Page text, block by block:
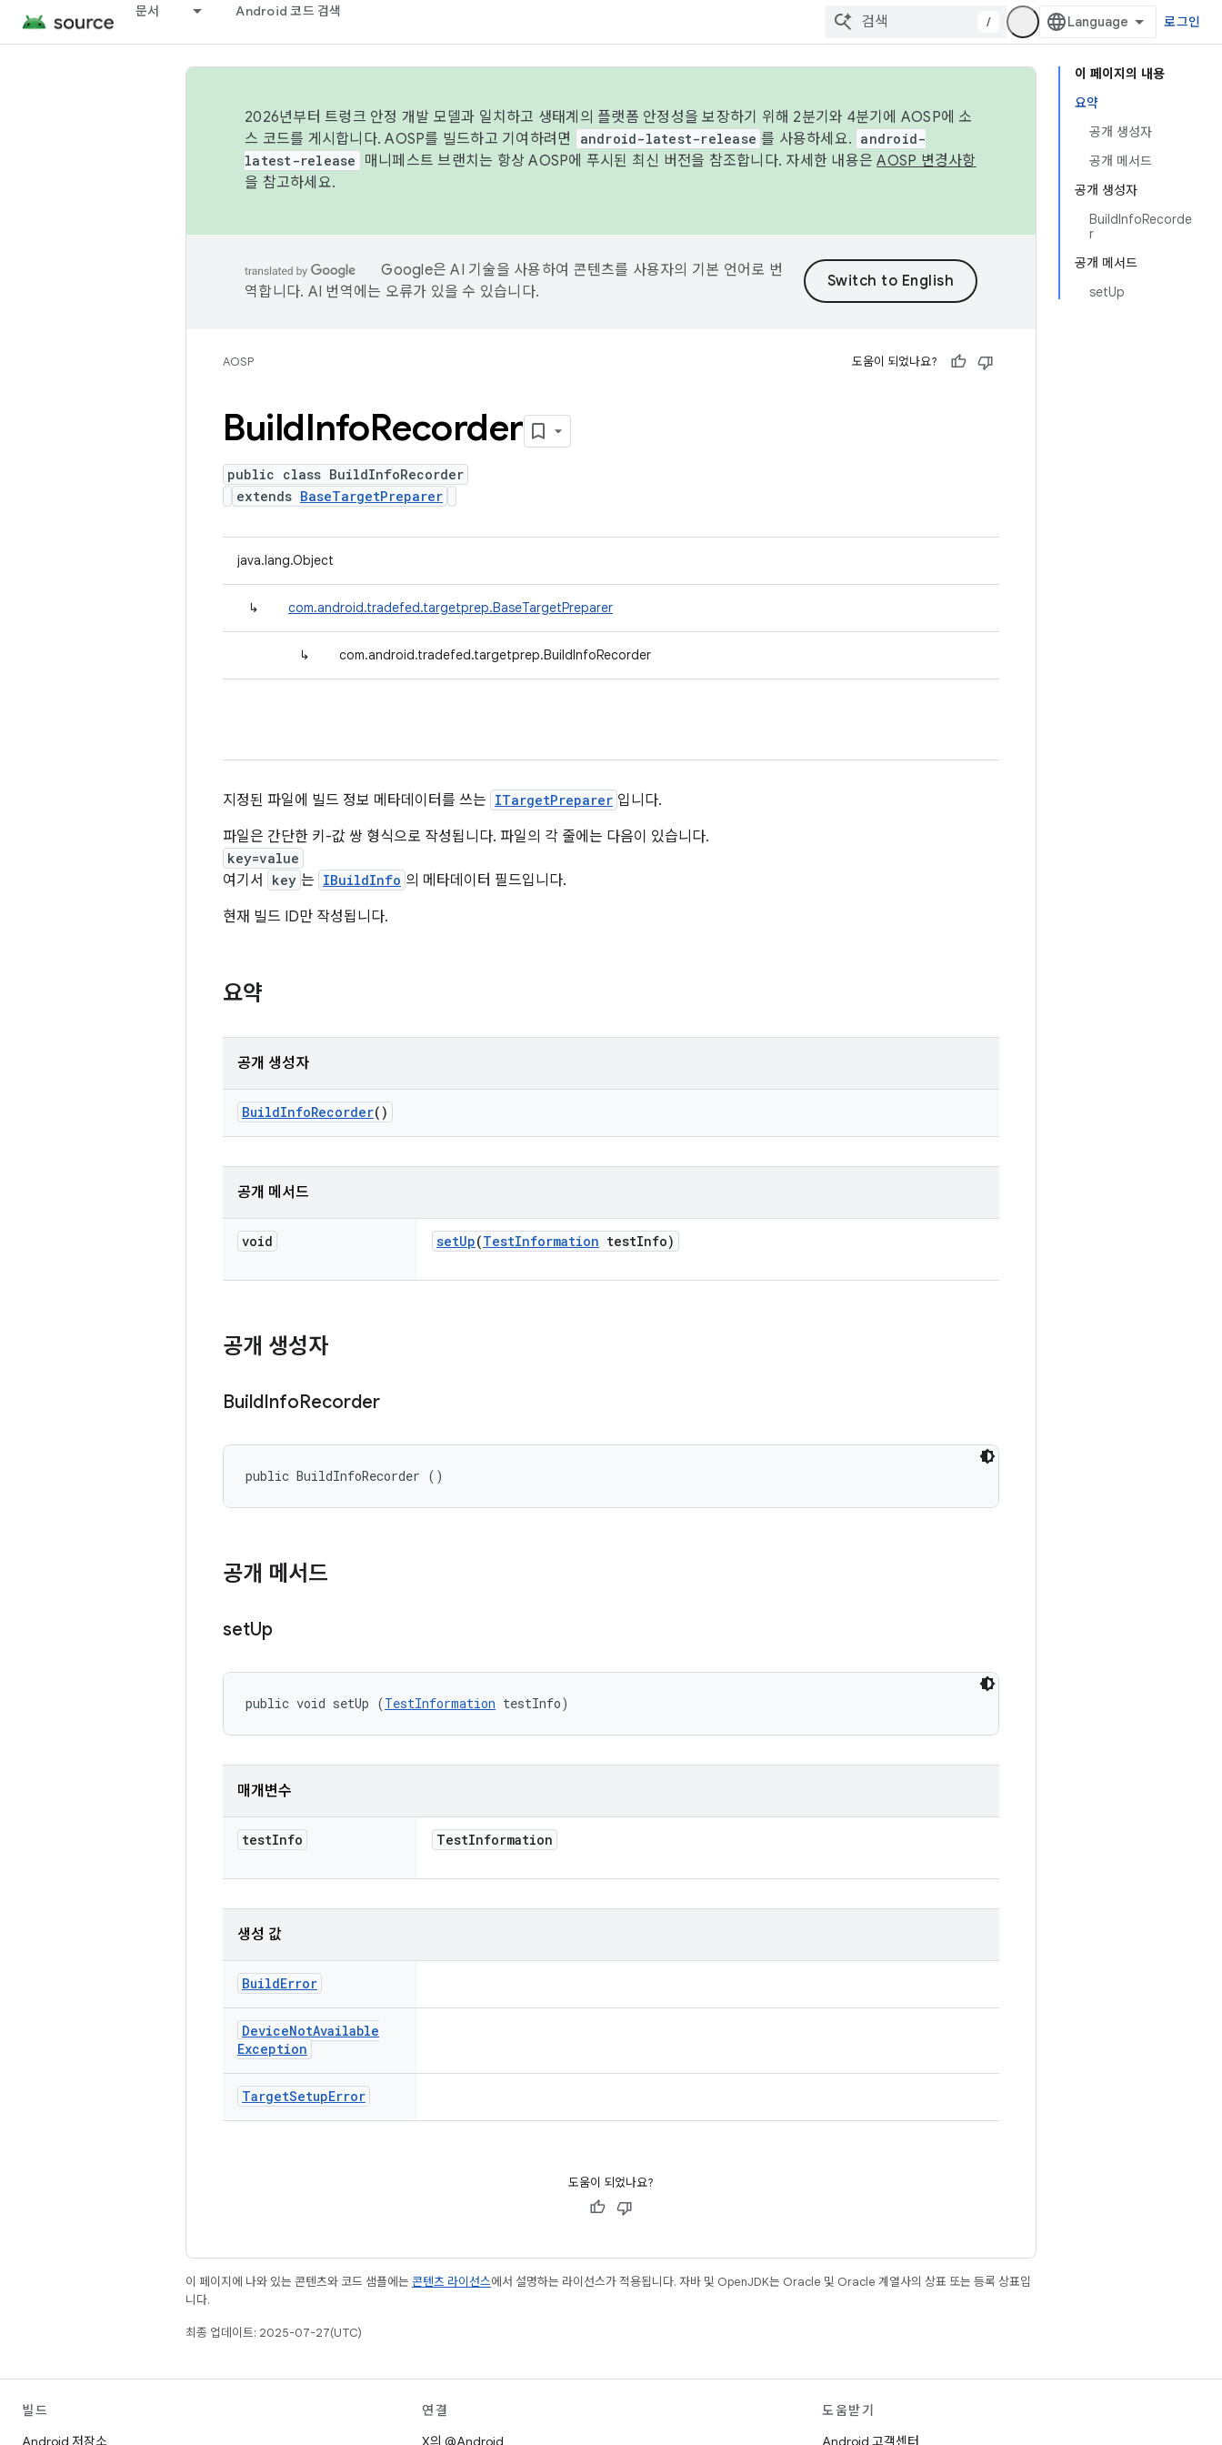
문서 Android 코드 검색
/ 로그인
이 페이지의 내용
요약
공개 생성자
공개 메서드
공개 생성자
BuildInfoRecorde
r
공개 메서드
setUp
2026년부터 트렁크 안정 개발 모델과 일치하고 생태계의 플랫폼 안정성을 보장하기 위해 2분기와 4분기에 AOSP에 소
스 코드를 게시합니다. AOSP를 빌드하고 기여하려면
android-latest-release 를 사용하세요. android-
latest-release
매니페스트 브랜치는 항상 AOSP에 푸시된 최신 버전을 참조합니다. 자세한 내용은AOSP 변경사항
을 참고하세요.
Google은 AI 기술을 사용하여 콘텐츠를 사용자의 기본 언어로 번
역합니다. AI 번역에는 오류가 있을 수 있습니다.
AOSP 도움이 되었나요?
BuildInfoRecorder
public class BuildInfoRecorder
extends BaseTargetPreparer
java.lang.Object
↳ com.android.tradefed.targetprep.BaseTargetPreparer
↳ com.android.tradefed.targetprep.BuildInfoRecorder
지정된 파일에 빌드 정보 메타데이터를 쓰는 ITargetPreparer 입니다.
파일은 간단한 키-값 쌍 형식으로 작성됩니다. 파일의 각 줄에는 다음이 있습니다.
key=value
여기서 key 는 IBuildInfo 의 메타데이터 필드입니다.
현재 빌드 ID만 작성됩니다.
요약
공개 생성자
BuildInfoRecorder()
공개 메서드
void setUp(TestInformation testInfo)
공개 생성자
BuildInfoRecorder
public BuildInfoRecorder ()
공개 메서드
setUp
public void setUp (TestInformation testInfo)
매개변수
testInfo TestInformation
생성 값
BuildError
DeviceNotAvailable
Exception
TargetSetupError
도움이 되었나요?
이 페이지에 나와 있는 콘텐츠와 코드 샘플에는 콘텐츠 라이선스에서 설명하는 라이선스가 적용됩니다. 자바 및 OpenJDK는 Oracle 및 Oracle 계열사의 상표 또는 등록 상표입
니다.
최종 업데이트: 2025-07-27(UTC)
빌드
Android 저장소
연결
X의 @Android
도움받기
Android 고객센터